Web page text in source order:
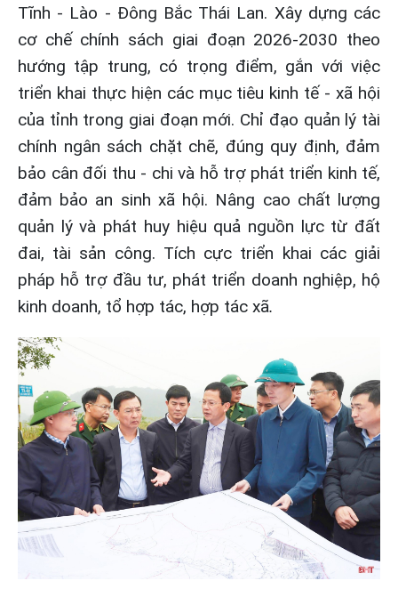
Tĩnh - Lào - Đông Bắc Thái Lan. Xây dựng các
cơ chế chính sách giai đoạn 2026-2030 theo
hướng tập trung, có trọng điểm, gắn với việc
triển khai thực hiện các mục tiêu kinh tế - xã hội
của tỉnh trong giai đoạn mới. Chỉ đạo quản lý tài
chính ngân sách chặt chẽ, đúng quy định, đảm
bảo cân đối thu - chi và hỗ trợ phát triển kinh tế,
đảm bảo an sinh xã hội. Nâng cao chất lượng
quản lý và phát huy hiệu quả nguồn lực từ đất
đai, tài sản công. Tích cực triển khai các giải
pháp hỗ trợ đầu tư, phát triển doanh nghiệp, hộ
kinh doanh, tổ hợp tác, hợp tác xã.